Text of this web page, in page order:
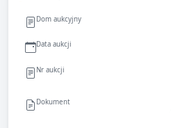
Dom aukcyjny
Data aukcji
Nr aukcji
Dokument